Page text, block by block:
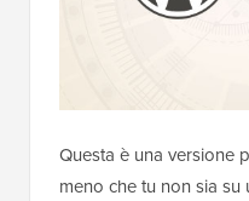
Questa è una versione
meno che tu non sia su